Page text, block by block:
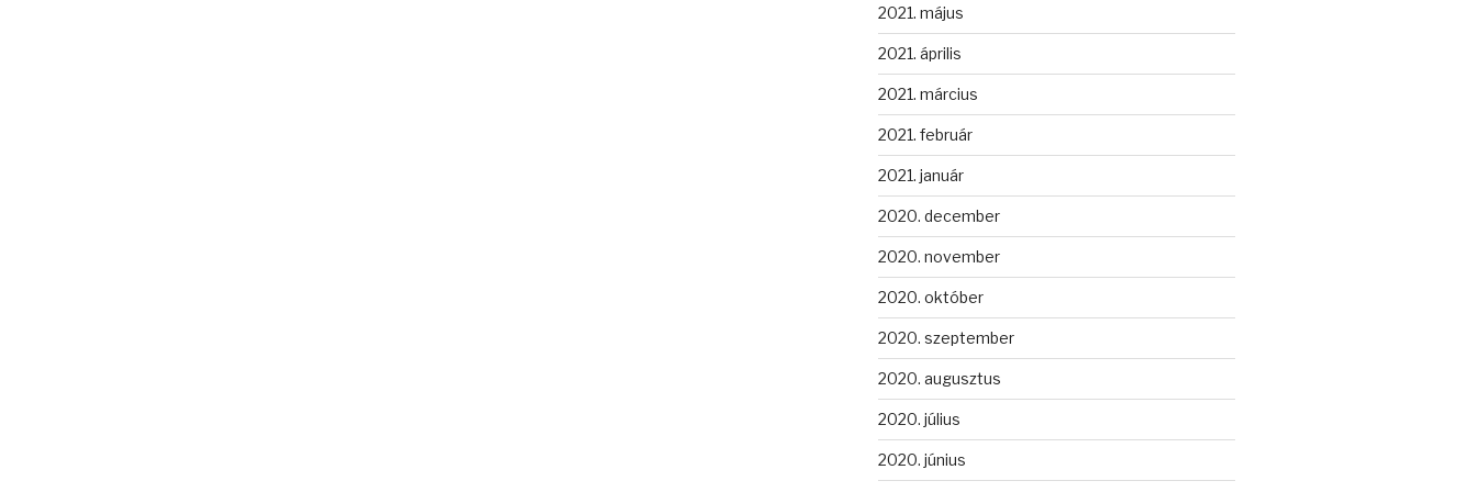
2021. május
2021. április
2021. március
2021. február
2021. január
2020. december
2020. november
2020. október
2020. szeptember
2020. augusztus
2020. július
2020. június